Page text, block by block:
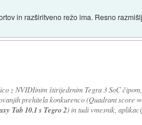
in razširitveno režo ima. Resno
z NVIDIinim štirijedrnim Tegra 3 SoC
prehitela konkurenco (Quadrant score
Tab 10.1 s Tegro 2) in tudi vmesnik,